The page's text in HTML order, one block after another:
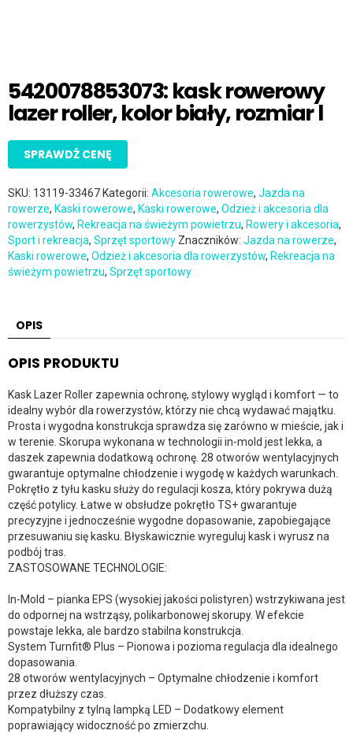
5420078853073: kask rowerowy
lazer roller, kolor biały, rozmiar l
SPRAWDŹ CENĘ
SKU: 13119-33467 Kategorii: Akcesoria rowerowe, Jazda na
rowerze, Kaski rowerowe, Kaski rowerowe, Odzież i akcesoria dla
rowerzystów, Rekreacja na świeżym powietrzu, Rowery i akcesoria,
Sport i rekreacja, Sprzęt sportowy Znaczników: Jazda na rowerze,
Kaski rowerowe, Odzież i akcesoria dla rowerzystów, Rekreacja na
świeżym powietrzu, Sprzęt sportowy
OPIS
OPIS PRODUKTU
Kask Lazer Roller zapewnia ochronę, stylowy wygląd i komfort — to
idealny wybór dla rowerzystów, którzy nie chcą wydawać majątku.
Prosta i wygodna konstrukcja sprawdza się zarówno w mieście, jak i
w terenie. Skorupa wykonana w technologii in-mold jest lekka, a
daszek zapewnia dodatkową ochronę. 28 otworów wentylacyjnych
gwarantuje optymalne chłodzenie i wygodę w każdych warunkach.
Pokrętło z tyłu kasku służy do regulacji kosza, który pokrywa dużą
część potylicy. Łatwe w obsłudze pokrętło TS+ gwarantuje
precyzyjne i jednocześnie wygodne dopasowanie, zapobiegające
przesuwaniu się kasku. Błyskawicznie wyreguluj kask i wyrusz na
podbój tras.
ZASTOSOWANE TECHNOLOGIE:
In-Mold – pianka EPS (wysokiej jakości polistyren) wstrzykiwana jest
do odpornej na wstrząsy, polikarbonowej skorupy. W efekcie
powstaje lekka, ale bardzo stabilna konstrukcja.
System Turnfit® Plus – Pionowa i pozioma regulacja dla idealnego
dopasowania.
28 otworów wentylacyjnych – Optymalne chłodzenie i komfort
przez dłuższy czas.
Kompatybilny z tylną lampką LED – Dodatkowy element
poprawiający widoczność po zmierzchu.